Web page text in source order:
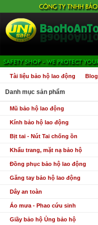
Tài liệu bảo hộ lao động Blog
Danh mục sản phẩm
Mũ bảo hộ lao động
Kính bảo hộ lao động
Bịt tai - Nút Tai chống ồn
Khẩu trang, mặt nạ bảo hộ
Đồng phục bảo hộ lao động
Găng tay bảo hộ lao động
Dây an toàn
Áo mưa - Phao cứu sinh
Giầy bảo hộ Ủng bảo hộ